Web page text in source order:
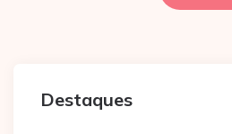
Destaques